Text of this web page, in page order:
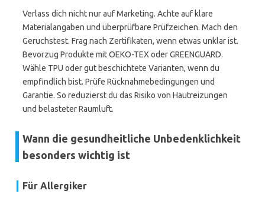
Verlass dich nicht nur auf Marketing. Achte auf klare
Materialangaben und überprüfbare Prüfzeichen. Mach den
Geruchstest. Frag nach Zertifikaten, wenn etwas unklar ist.
Bevorzug Produkte mit OEKO-TEX oder GREENGUARD.
Wähle TPU oder gut beschichtete Varianten, wenn du
empfindlich bist. Prüfe Rücknahmebedingungen und
Garantie. So reduzierst du das Risiko von Hautreizungen
und belasteter Raumluft.
Wann die gesundheitliche Unbedenklichkeit
besonders wichtig ist
Für Allergiker